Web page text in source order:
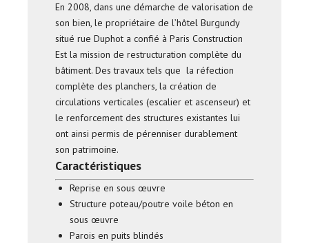
En 2008, dans une démarche de valorisation de
son bien, le propriétaire de l’hôtel Burgundy
situé rue Duphot a confié à Paris Construction
Est la mission de restructuration complète du
bâtiment. Des travaux tels que la réfection
complète des planchers, la création de
circulations verticales (escalier et ascenseur) et
le renforcement des structures existantes lui
ont ainsi permis de pérenniser durablement
son patrimoine.
Caractéristiques
Reprise en sous œuvre
Structure poteau/poutre voile béton en
sous œuvre
Parois en puits blindés